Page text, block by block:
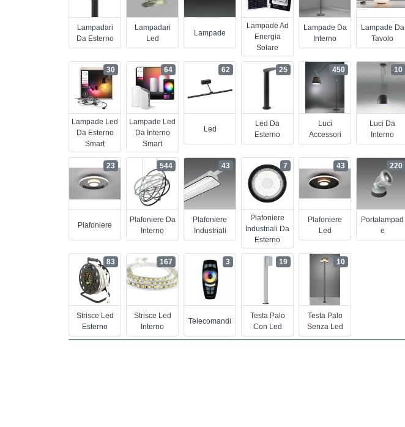
Lampadari
Da Esterno
Lampadari
Led
Lampade
Lampade Ad
Energia
Solare
Lampade Da
Interno
Lampade Da
Tavolo
Lampade Led
Da Esterno
Smart
30
Lampade Led
Da Interno
Smart
64
Led
62
Led Da
Esterno
25
Luci
Accessori
450
Luci Da
Interno
10
Plafoniere
23
Plafoniere Da
Interno
544
Plafoniere
Industriali
43
Plafoniere
Industriali Da
Esterno
7
Plafoniere
Led
43
Portalampad
E
220
Strisce Led
Esterno
83
Strisce Led
Interno
167
Telecomandi
3
Testa Palo
Con Led
19
Testa Palo
Senza Led
10